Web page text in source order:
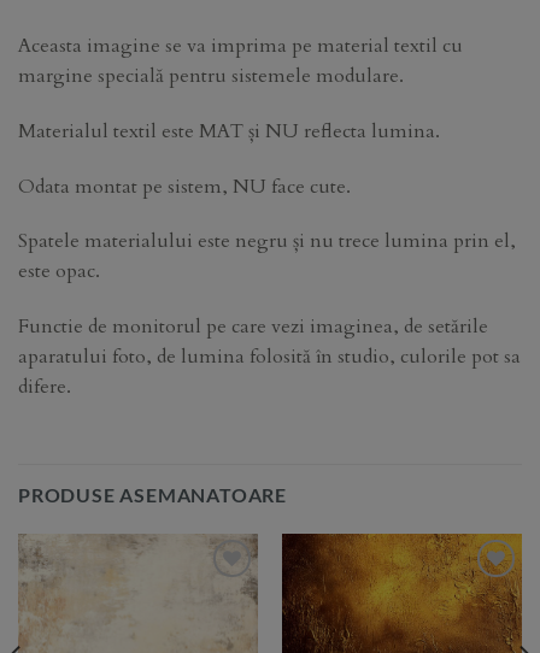
Aceasta imagine se va imprima pe material textil cu
margine specială pentru sistemele modulare.
Materialul textil este MAT și NU reflecta lumina.
Odata montat pe sistem, NU face cute.
Spatele materialului este negru și nu trece lumina prin el,
este opac.
Functie de monitorul pe care vezi imaginea, de setările
aparatului foto, de lumina folosită în studio, culorile pot sa
difere.
PRODUSE ASEMANATOARE
Add to
Add to
Wishlist